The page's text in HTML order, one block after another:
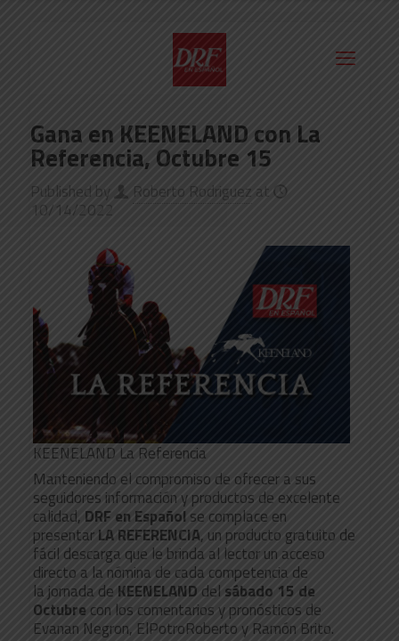
Gana en KEENELAND con La
Referencia, Octubre 15
Published by Roberto Rodriguez at
10/14/2022
KEENELAND La Referencia
Manteniendo el compromiso de ofrecer a sus
seguidores información y productos de excelente
calidad, DRF en Español se complace en
presentarLA REFERENCIA, un producto gratuito de
fácil descarga que le brinda al lector un acceso
directo a la nómina de cada competencia de
la jornada de KEENELAND del sá​bado 15 de
Octubre con los comentarios y pronósticos de
Evanan Negron, ElPotroRoberto y Ramón Brito.